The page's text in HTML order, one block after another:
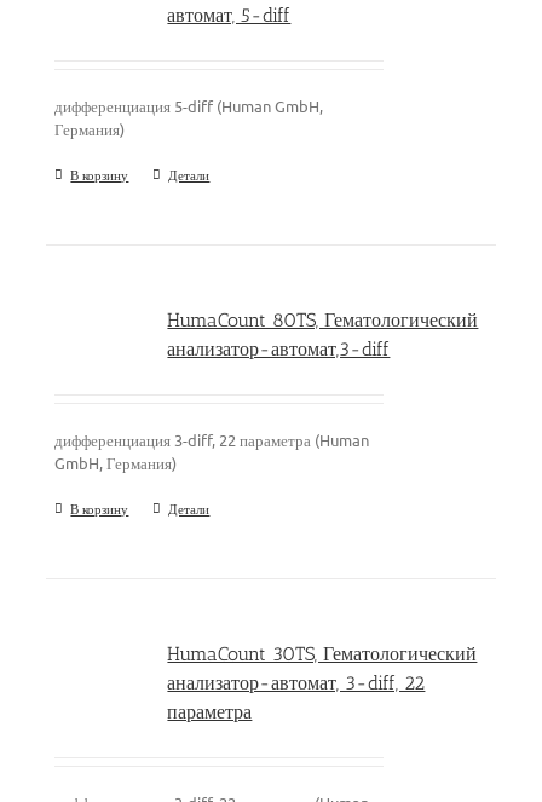
автомат, 5-diff
дифференциация 5-diff (Human GmbH,
Германия)
В корзину Детали
HumaCount 80TS, Гематологический
анализатор-автомат,3-diff
дифференциация 3-diff, 22 параметра (Human
GmbH, Германия)
В корзину Детали
HumaCount 30TS, Гематологический
анализатор-автомат, 3-diff, 22
параметра